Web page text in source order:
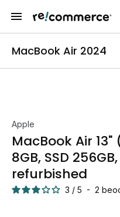
MacBook Air 2024
Apple
MacBook Air 13"
8GB, SSD
refurbished
3 / 5 - 2